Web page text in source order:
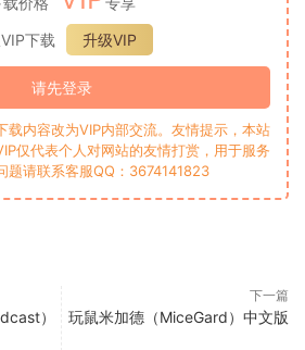
下载
升级VIP
请先登录
载内容改为VIP内部交流。友情提示，本站
仅代表个人对网站的友情打赏，用于服务
题请联系客服QQ：3674141823
）
下一篇
玩鼠米加德（MiceGard）中文版